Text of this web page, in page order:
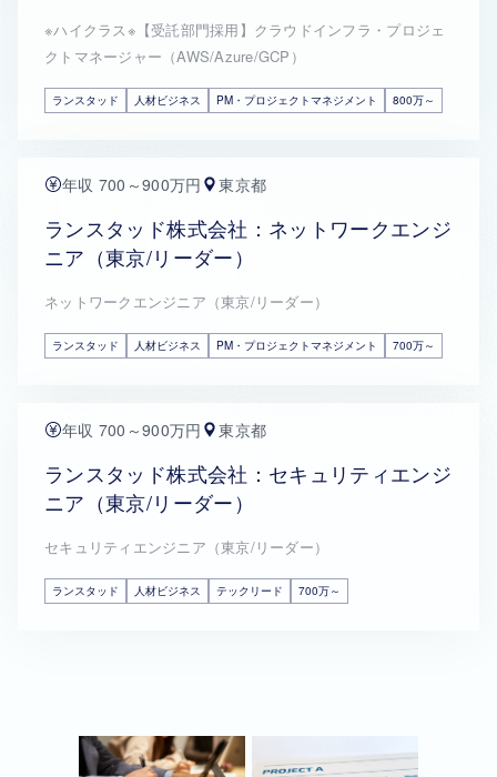
※ハイクラス※【受託部門採用】クラウドインフラ・プロジェ
クトマネージャー（AWS/Azure/GCP）
ランスタッド 人材ビジネス PM・プロジェクトマネジメント 800万～
年収 700～900万円 東京都
ランスタッド株式会社：ネットワークエンジ
ニア（東京/リーダー）
ネットワークエンジニア（東京/リーダー）
ランスタッド 人材ビジネス PM・プロジェクトマネジメント 700万～
年収 700～900万円 東京都
ランスタッド株式会社：セキュリティエンジ
ニア（東京/リーダー）
セキュリティエンジニア（東京/リーダー）
ランスタッド 人材ビジネス テックリード 700万～